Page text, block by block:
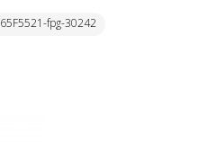
fpg-30242